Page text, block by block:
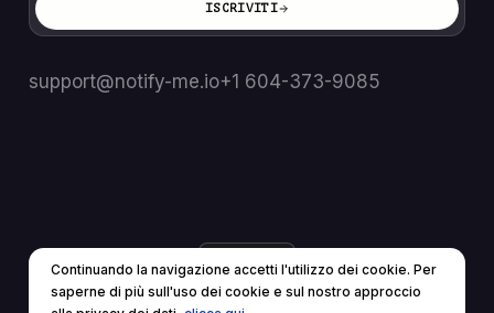
Continuando la navigazione accetti l'utilizzo dei cookie. Per
saperne di più sull'uso dei cookie e sul nostro approccio
ISCRIVITI
support@notify-me.io+1 604-373-9085
© 2025 Tutti i diritti riservati.